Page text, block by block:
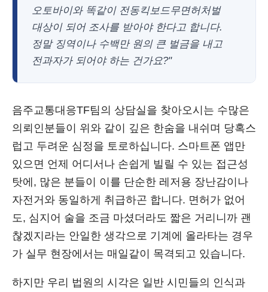
오토바이와 똑같이 전동킥보드무면허처벌
대상이 되어 조사를 받아야 한다고 합니다.
정말 징역이나 수백만 원의 큰 벌금을 내고
전과자가 되어야 하는 건가요?"
음주교통대응TF팀의 상담실을 찾아오시는 수많은
의뢰인분들이 위와 같이 깊은 한숨을 내쉬며 당혹스
럽고 두려운 심정을 토로하십니다. 스마트폰 앱만
있으면 언제 어디서나 손쉽게 빌릴 수 있는 접근성
탓에, 많은 분들이 이를 단순한 레저용 장난감이나
자전거와 동일하게 취급하곤 합니다. 면허가 없어
도, 심지어 술을 조금 마셨더라도 짧은 거리니까 괜
찮겠지라는 안일한 생각으로 기계에 올라타는 경우
가 실무 현장에서는 매일같이 목격되고 있습니다.
하지만 우리 법원의 시각은 일반 시민들의 인식과